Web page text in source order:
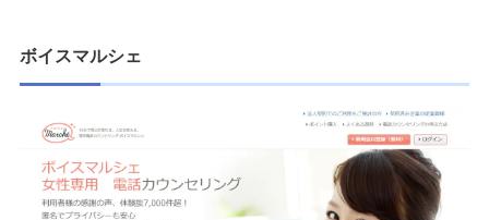
ボイスマルシェ